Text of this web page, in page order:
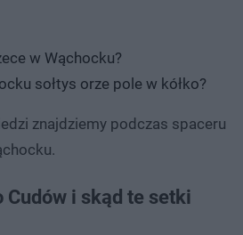
w Wąchocku?
sołtys orze pole w kółko?
znajdziemy podczas spaceru
Cudów i skąd te setki